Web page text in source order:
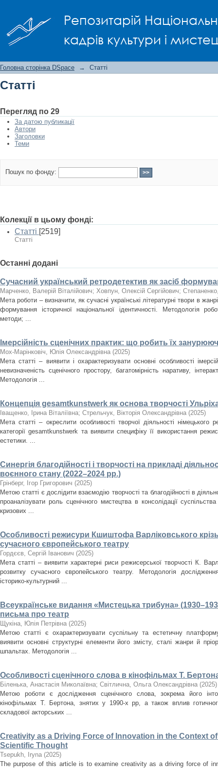
Репозитарій
кадрів культури і
Головна сторінка DSpace → Статті
Статті
Перегляд по 29
За датою публикації
Автори
Заголовки
Теми
Пошук по фонду:
Колекції в цьому фонді:
Статті [2519]
Статті
Останні додані
Сучасний український ретродетектив як засіб
Марченко, Валерій Віталійович; Ховпун, Олексій Сергійович;
Мета роботи – визначити, як сучасні українські літературні твори в
формування історичної національної ідентичності. Методологія
методи; ...
Імерсійність сценічних практик: що робить їх
Мох-Марінковіч, Юлія Олександрівна (2025)
Мета статті – виявити і охарактеризувати основні особливості
невизначеність сценічного простору, багатомірність наративу,
Методологія ...
Концепція gesamtkunstwerk як основа творчості
Іващенко, Ірина Віталіївна; Стрельчук, Вікторія Олександрівна (2025)
Мета статті – окреслити особливості творчої діяльності
категорії gesamtkunstwerk та виявити специфіку її використання
естетики. ...
Синергія благодійності і творчості на прикладі
воєнного стану (2022–2024 рр.)
Грінберг, Ігор Григорович (2025)
Метою статті є дослідити взаємодію творчості та благодійності в
проаналізувати роль сценічного мистецтва в консолідації
кризових ...
Особливості режисури Кшиштофа Варліковського
сучасного європейського театру
Гордєєв, Сергій Іванович (2025)
Мета статті – виявити характерні риси режисерської творчості К.
розвитку сучасного європейського театру. Методологія
історико-культурний ...
Всеукраїнське видання «Мистецька трибуна»
письма про театр
Щукіна, Юлія Петрівна (2025)
Метою статті є охарактеризувати суспільну та естетичну
виявити основні структурні елементи його змісту, сталі жанри й
шпальтах. Методологія ...
Особливості сценічного слова в кінофільмах Т.
Біленька, Анастасія Миколаївна; Світлична, Ольга Олександрівна (2025)
Метою роботи є дослідження сценічного слова, зокрема його
кінофільмах Т. Бертона, знятих у 1990-х рр, а також вплив
складової акторських ...
Creativity as a Driving Force of Innovation in the Context
Scientific Thought
Tsepukh, Iryna (2025)
The purpose of this article is to examine creativity as a driving force of